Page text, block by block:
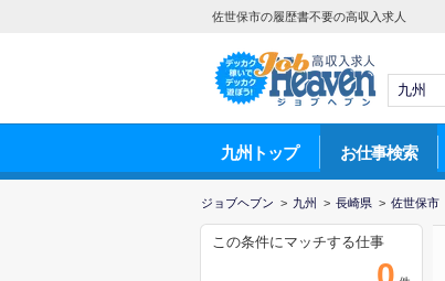
佐世保市の履歴書不要の高収入求人
九州トップ お仕事検索
ジョブヘブン > 九州 > 長崎県 > 佐世保市
この条件にマッチする仕事